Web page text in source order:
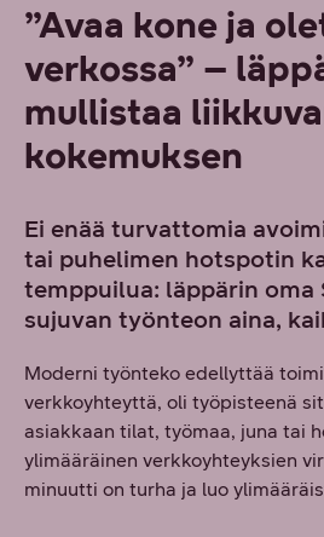
”Avaa kone ja
verkossa” –
mullistaa
kokemuksen
Ei enää turvattomia
tai puhelimen hotspotin
temppuilua: läppärin oma
sujuvan työnteon aina,
Moderni työnteko edellyttää
verkkoyhteyttä, oli työpisteenä
asiakkaan tilat, työmaa, juna tai
ylimääräinen verkkoyhteyksien
minuutti on turha ja luo